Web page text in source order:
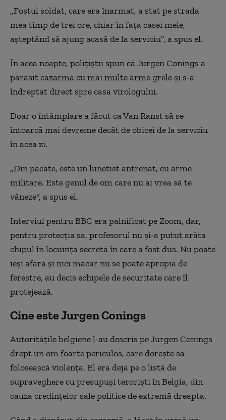
„Fostul soldat, care era înarmat, a stat pe strada
mea timp de trei ore, chiar în fața casei mele,
așteptând să ajung acasă de la serviciu”, a spus el.
În acea noapte, polițiștii spun că Jurgen Conings a
părăsit cazarma cu mai multe arme grele și s-a
îndreptat direct spre casa virologului.
Doar o întâmplare a făcut ca Van Ranst să se
întoarcă mai devreme decât de obicei de la serviciu
în acea zi.
„Din păcate, este un lunetist antrenat, cu arme
militare. Este genul de om care nu ai vrea să te
vâneze", a spus el.
Interviul pentru BBC era palnificat pe Zoom, dar,
pentru protecția sa, profesorul nu și-a putut arăta
chipul în locuința secretă în care a fost dus. Nu poate
ieși afară și nici măcar nu se poate apropia de
ferestre, au decis echipele de securitate care îl
protejează.
Cine este Jurgen Conings
Autoritățile belgiene l-au descris pe Jurgen Conings
drept un om foarte periculos, care dorește să
folosească violența. El era deja pe o listă de
supraveghere cu presupuși teroriști în Belgia, din
cauza credințelor sale politice de extremă dreapta.